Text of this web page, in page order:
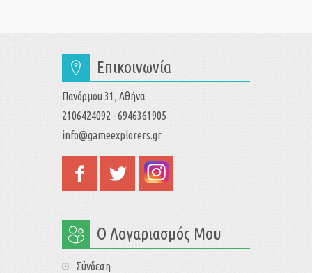
Επικοινωνία
Πανόρμου 31, Αθήνα
2106424092 - 6946361905
info@gameexplorers.gr
Ο Λογαριασμός Μου
Σύνδεση